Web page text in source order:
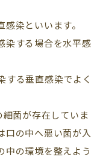
染といいます。
染する場合を水平感
る垂直感染でよく
菌が存在していま
口の中へ悪い菌が入
中の環境を整えよう